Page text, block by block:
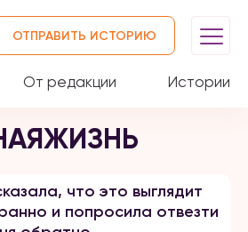
От редакции Истории
ОТПРАВИТЬ ИСТОРИЮ
что это выглядит
и попросила отвезти